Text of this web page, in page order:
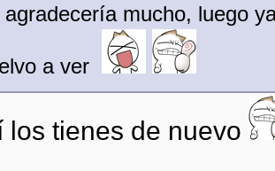
agradecería mucho, luego
a ver
los tienes de nuevo